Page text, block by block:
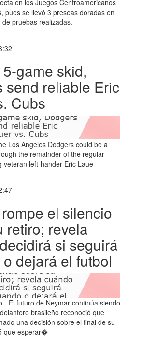
en los Juegos Centroamericanos
pues se llevó 3 preseas doradas en
pruebas realizadas.
game skid,
send reliable Eric
Cubs
Los Angeles Dodgers could be a
the remainder of the regular
veteran left-hander Eric Laue
el silencio
retiro; revela
si seguirá
dejará el futbol
El futuro de Neymar continúa siendo
brasileño reconoció que
una decisión sobre el final de su
que esperar�